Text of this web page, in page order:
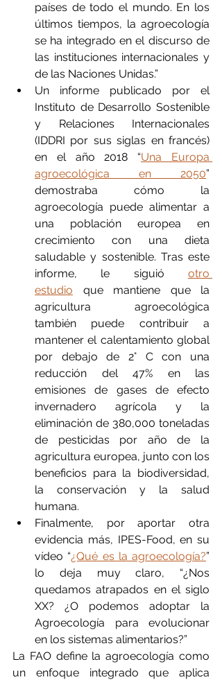
países de todo el mundo. En los
últimos tiempos, la agroecología
se ha integrado en el discurso de
las instituciones internacionales y
de las Naciones Unidas.”
Un informe publicado por el
Instituto de Desarrollo Sostenible
y Relaciones Internacionales
(IDDRI por sus siglas en francés)
en el año 2018 “Una Europa
agroecológica en 2050”
demostraba cómo la
agroecología puede alimentar a
una población europea en
crecimiento con una dieta
saludable y sostenible. Tras este
informe, le siguió otro
estudio que mantiene que la
agricultura agroecológica
también puede contribuir a
mantener el calentamiento global
por debajo de 2° C con una
reducción del 47% en las
emisiones de gases de efecto
invernadero agrícola y la
eliminación de 380,000 toneladas
de pesticidas por año de la
agricultura europea, junto con los
beneficios para la biodiversidad,
la conservación y la salud
humana.
Finalmente, por aportar otra
evidencia más, IPES-Food, en su
vídeo “¿Qué es la agroecología?”
lo deja muy claro, “¿Nos
quedamos atrapados en el siglo
XX? ¿O podemos adoptar la
Agroecología para evolucionar
en los sistemas alimentarios?”
La FAO define la agroecología como
un enfoque integrado que aplica